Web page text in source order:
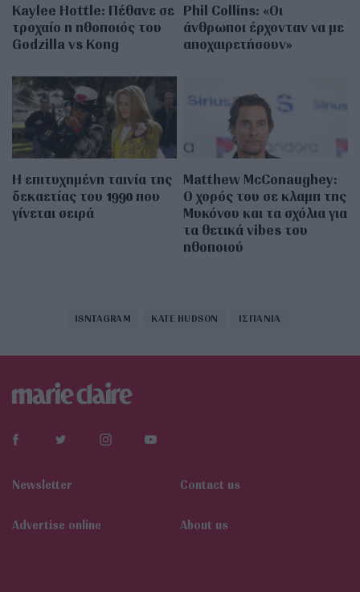
Kaylee Hottle: Πέθανε σε
τροχαίο η ηθοποιός του
Godzilla vs Kong
Phil Collins: «Οι
άνθρωποι έρχονταν να με
αποχαιρετήσουν»
Η επιτυχημένη ταινία της
δεκαετίας του 1990 που
γίνεται σειρά
Matthew McConaughey:
Ο χορός του σε κλαμπ της
Μυκόνου και τα σχόλια για
τα θετικά vibes του
ηθοποιού
ISNTAGRAM KATE HUDSON ΙΣΠΑΝΙΑ
Newsletter Contact us
Αdvertise online About us